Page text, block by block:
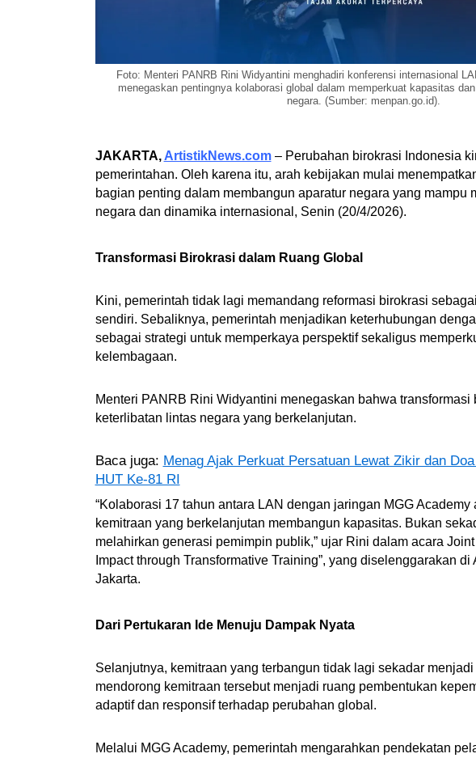
Foto: Menteri PANRB Rini Widyantini menghadiri konferensi internasional
menegaskan pentingnya kolaborasi global dalam memperkuat kapasitas
negara. (Sumber: menpan.go.id).
JAKARTA, ArtistikNews.com– Perubahan birokrasi Indonesia
pemerintahan. Oleh karena itu, arah kebijakan mulai
bagian penting dalam membangun aparatur negara yang mampu
negara dan dinamika internasional, Senin (20/4/2026).
Transformasi Birokrasi dalam Ruang Global
Kini, pemerintah tidak lagi memandang reformasi birokrasi
sendiri. Sebaliknya, pemerintah menjadikan keterhubungan
sebagai strategi untuk memperkaya perspektif sekaligus
kelembagaan.
Menteri PANRB Rini Widyantini menegaskan bahwa transformasi
keterlibatan lintas negara yang berkelanjutan.
Baca juga: Menag Ajak Perkuat Persatuan Lewat Zikir dan
HUT Ke-81 RI
“Kolaborasi 17 tahun antara LAN dengan jaringan MGG
kemitraan yang berkelanjutan membangun kapasitas. Bukan
melahirkan generasi pemimpin publik,” ujar Rini dalam acara
Impact through Transformative Training”, yang diselenggarakan
Jakarta.
Dari Pertukaran Ide Menuju Dampak Nyata
Selanjutnya, kemitraan yang terbangun tidak lagi sekadar
mendorong kemitraan tersebut menjadi ruang pembentukan
adaptif dan responsif terhadap perubahan global.
Melalui MGG Academy, pemerintah mengarahkan pendekatan